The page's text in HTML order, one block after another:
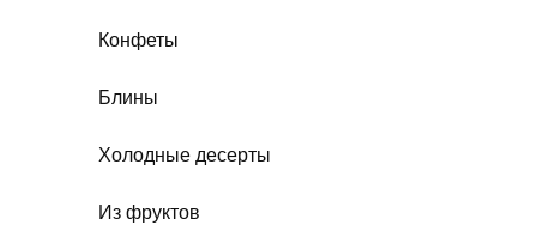
Конфеты
Блины
Холодные десерты
Из фруктов